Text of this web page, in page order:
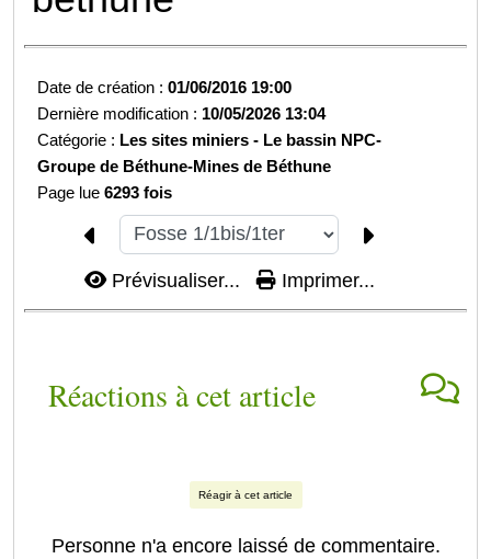
Date de création :01/06/2016 19:00
Dernière modification : 10/05/2026 13:04
Catégorie : Les sites miniers - Le bassin NPC-
Groupe de Béthune-Mines de Béthune
Page lue6293 fois
Prévisualiser... Imprimer...
Réactions à cet article
Réagir à cet article
Personne n'a encore laissé de commentaire.